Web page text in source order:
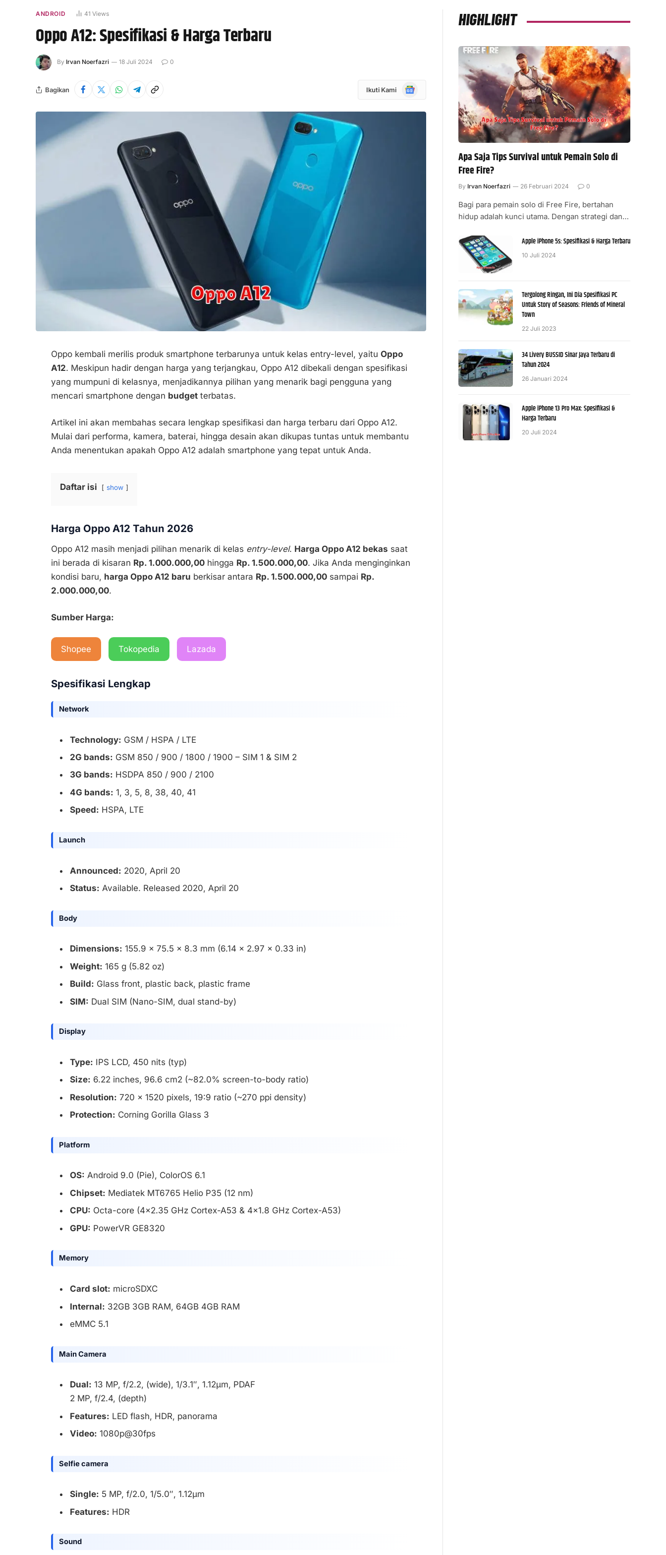
ANDROID 41Views
Oppo A12: Spesifikasi & Harga Terbaru
By Irvan Noerfazri 18 Juli 2024 0
Bagikan Ikuti Kami
Google
Oppo kembali merilis produk smartphone terbarunya untuk kelas entry-level, yaitu Oppo
A12. Meskipun hadir dengan harga yang terjangkau, Oppo A12 dibekali dengan spesifikasi
yang mumpuni di kelasnya, menjadikannya pilihan yang menarik bagi pengguna yang
mencari smartphone dengan budget terbatas.
Artikel ini akan membahas secara lengkap spesifikasi dan harga terbaru dari Oppo A12.
Mulai dari performa, kamera, baterai, hingga desain akan dikupas tuntas untuk membantu
Anda menentukan apakah Oppo A12 adalah smartphone yang tepat untuk Anda.
Daftar isi show
Harga Oppo A12 Tahun 2026
Oppo A12 masih menjadi pilihan menarik di kelas entry-level. Harga Oppo A12 bekas saat
ini berada di kisaran Rp. 1.000.000,00 hingga Rp. 1.500.000,00. Jika Anda menginginkan
kondisi baru, harga Oppo A12 baru berkisar antara Rp. 1.500.000,00 sampai Rp.
2.000.000,00.
Sumber Harga:
Shopee Tokopedia Lazada
Spesifikasi Lengkap
Network
Technology: GSM / HSPA / LTE
2G bands: GSM 850 / 900 / 1800 / 1900 – SIM 1 & SIM 2
3G bands: HSDPA 850 / 900 / 2100
4G bands: 1, 3, 5, 8, 38, 40, 41
Speed: HSPA, LTE
Launch
Announced: 2020, April 20
Status: Available. Released 2020, April 20
Body
Dimensions: 155.9 x 75.5 x 8.3 mm (6.14 x 2.97 x 0.33 in)
Weight: 165 g (5.82 oz)
Build: Glass front, plastic back, plastic frame
SIM: Dual SIM (Nano-SIM, dual stand-by)
Display
Type: IPS LCD, 450 nits (typ)
Size: 6.22 inches, 96.6 cm2 (~82.0% screen-to-body ratio)
Resolution: 720 x 1520 pixels, 19:9 ratio (~270 ppi density)
Protection: Corning Gorilla Glass 3
Platform
OS: Android 9.0 (Pie), ColorOS 6.1
Chipset: Mediatek MT6765 Helio P35 (12 nm)
CPU: Octa-core (4×2.35 GHz Cortex-A53 & 4×1.8 GHz Cortex-A53)
GPU: PowerVR GE8320
Memory
Card slot: microSDXC
Internal: 32GB 3GB RAM, 64GB 4GB RAM
eMMC 5.1
Main Camera
Dual: 13 MP, f/2.2, (wide), 1/3.1″, 1.12µm, PDAF
2 MP, f/2.4, (depth)
Features: LED flash, HDR, panorama
Video: 1080p@30fps
Selfie camera
Single: 5 MP, f/2.0, 1/5.0″, 1.12µm
Features: HDR
Sound
HIGHLIGHT
Apa Saja Tips Survival untuk Pemain Solo di
Free Fire?
By Irvan Noerfazri 26 Februari 2024 0
Bagi para pemain solo di Free Fire, bertahan
hidup adalah kunci utama. Dengan strategi dan…
Apple iPhone 5s: Spesifikasi & Harga Terbaru
10 Juli 2024
Tergolong Ringan, Ini Dia Spesifikasi PC
Untuk Story of Seasons: Friends of Mineral
Town
22 Juli 2023
34 Livery BUSSID Sinar Jaya Terbaru di
Tahun 2024
26 Januari 2024
Apple iPhone 13 Pro Max: Spesifikasi &
Harga Terbaru
20 Juli 2024